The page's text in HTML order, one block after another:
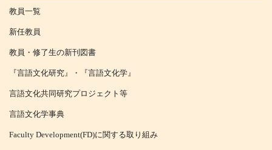
教員一覧
新任教員
教員・修了生の新刊図書
『言語文化研究』・『言語文化学』
言語文化共同研究プロジェクト等
言語文化学事典
Faculty Development(FD)に関する取り組み